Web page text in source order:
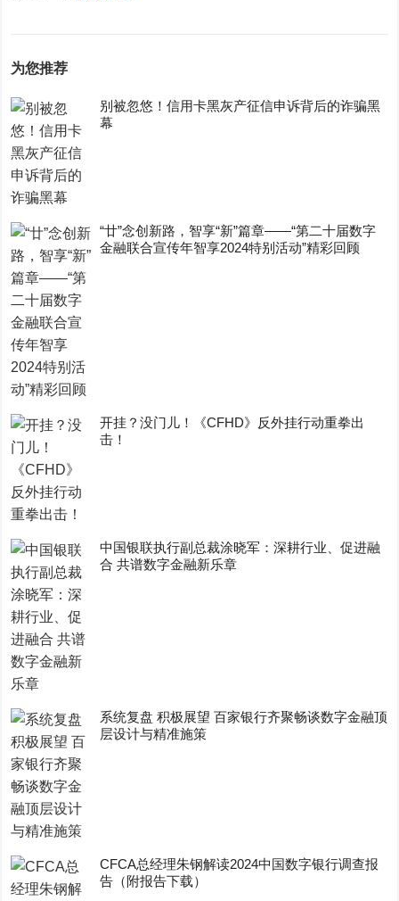
为您推荐
别被忽悠！信用卡黑灰产征信申诉背后的诈骗黑
幕
“廿”念创新路，智享“新”篇章——“第二十届数字
金融联合宣传年智享2024特别活动”精彩回顾
开挂？没门儿！《CFHD》反外挂行动重拳出
击！
中国银联执行副总裁涂晓军：深耕行业、促进融
合 共谱数字金融新乐章
系统复盘 积极展望 百家银行齐聚畅谈数字金融顶
层设计与精准施策
CFCA总经理朱钢解读2024中国数字银行调查报
告（附报告下载）